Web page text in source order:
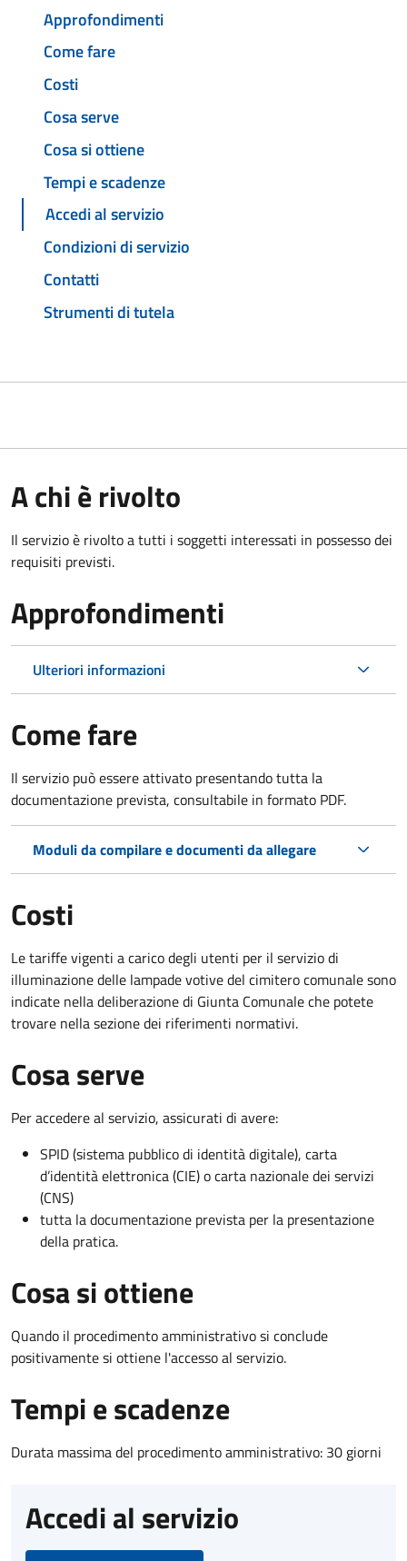
Approfondimenti
Come fare
Costi
Cosa serve
Cosa si ottiene
Tempi e scadenze
Accedi al servizio
Condizioni di servizio
Contatti
Strumenti di tutela
A chi è rivolto
Il servizio è rivolto a tutti i soggetti interessati in possesso dei
requisiti previsti.
Approfondimenti
Ulteriori informazioni
Come fare
Il servizio può essere attivato presentando tutta la
documentazione prevista, consultabile in formato PDF.
Moduli da compilare e documenti da allegare
Costi
Le tariffe vigenti a carico degli utenti per il servizio di
illuminazione delle lampade votive del cimitero comunale sono
indicate nella deliberazione di Giunta Comunale che potete
trovare nella sezione dei riferimenti normativi.
Cosa serve
Per accedere al servizio, assicurati di avere:
SPID (sistema pubblico di identità digitale), carta
d’identità elettronica (CIE) o carta nazionale dei servizi
(CNS)
tutta la documentazione prevista per la presentazione
della pratica.
Cosa si ottiene
Quando il procedimento amministrativo si conclude
positivamente si ottiene l'accesso al servizio.
Tempi e scadenze
Durata massima del procedimento amministrativo: 30 giorni
Accedi al servizio